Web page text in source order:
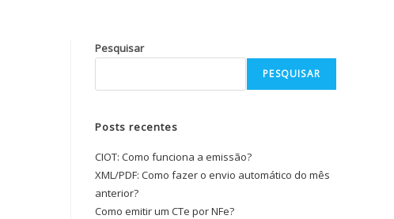
Pesquisar
PESQUISAR
Posts recentes
CIOT: Como funciona a emissão?
XML/PDF: Como fazer o envio automático do mês
anterior?
Como emitir um CTe por NFe?